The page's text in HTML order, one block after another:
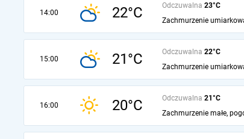
14:00 22°C Odczuwalna 23°C
Zachmurzenie
15:00 21°C Odczuwalna 22°C
Zachmurzenie
16:00 20°C Odczuwalna 21°C
Zachmurzenie małe,